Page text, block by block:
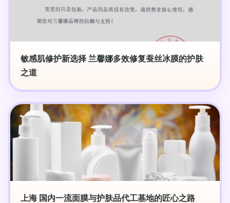
敏感肌修护新选择 兰馨娜多效修复蚕丝冰膜的护肤
之道
上海 国内一流面膜与护肤品代工基地的匠心之路